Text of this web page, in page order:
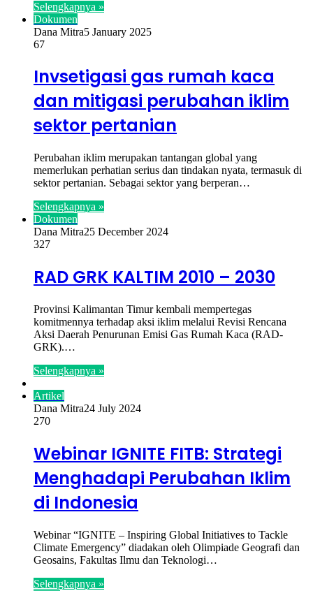
Selengkapnya »
Dokumen
Dana Mitra5 January 2025
67
Invsetigasi gas rumah kaca
dan mitigasi perubahan iklim
sektor pertanian
Perubahan iklim merupakan tantangan global yang
memerlukan perhatian serius dan tindakan nyata, termasuk di
sektor pertanian. Sebagai sektor yang berperan…
Selengkapnya »
Dokumen
Dana Mitra25 December 2024
327
RAD GRK KALTIM 2010 – 2030
Provinsi Kalimantan Timur kembali mempertegas
komitmennya terhadap aksi iklim melalui Revisi Rencana
Aksi Daerah Penurunan Emisi Gas Rumah Kaca (RAD-
GRK).…
Selengkapnya »
Artikel
Dana Mitra24 July 2024
270
Webinar IGNITE FITB: Strategi
Menghadapi Perubahan Iklim
di Indonesia
Webinar “IGNITE – Inspiring Global Initiatives to Tackle
Climate Emergency” diadakan oleh Olimpiade Geografi dan
Geosains, Fakultas Ilmu dan Teknologi…
Selengkapnya »